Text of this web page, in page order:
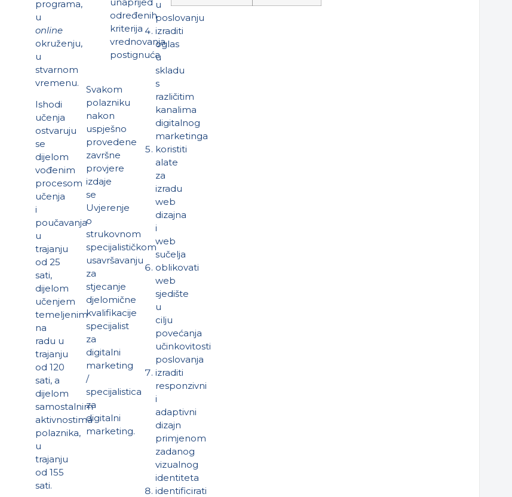
programa,
u
online
okruženju,
u
stvarnom
vremenu.
Ishodi
učenja
ostvaruju
se
dijelom
vođenim
procesom
učenja
i
poučavanja
u
trajanju
od 25
sati,
dijelom
učenjem
temeljenim
na
radu u
trajanju
od 120
sati, a
dijelom
samostalnim
aktivnostima
polaznika,
u
trajanju
od 155
sati.
određenih
kriterija
vrednovanja
postignuća
Svakom
polazniku
nakon
uspješno
provedene
završne
provjere
izdaje
se
Uvjerenje
o
strukovnom
specijalističkom
usavršavanju
za
stjecanje
djelomične
kvalifikacije
specijalist
za
digitalni
marketing
/
specijalistica
za
digitalni
marketing.
u
poslovanju
izraditi
oglas
u
skladu
s
različitim
kanalima
digitalnog
marketinga
koristiti
alate
za
izradu
web
dizajna
i
web
sučelja
oblikovati
web
sjedište
u
cilju
povećanja
učinkovitosti
poslovanja
izraditi
responzivni
i
adaptivni
dizajn
primjenom
zadanog
vizualnog
identiteta
identificirati